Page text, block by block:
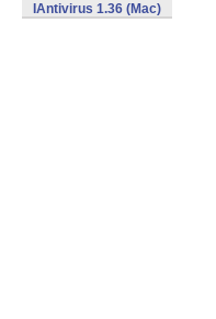
IAntivirus 1.36 (Mac)